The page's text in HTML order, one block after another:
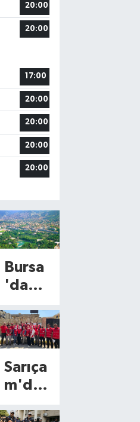
20:00
20:00
17:00
20:00
20:00
20:00
20:00
Bursa
'da
hava
duru
mu
nasıl
olaca
k?
Sarıça
m'da